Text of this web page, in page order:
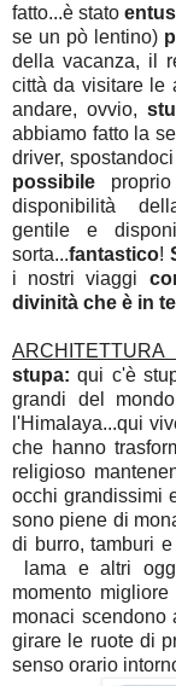
fatto...è stato
se un pò lentino)
della vacanza, il
città da visitare le
andare, ovvio,
abbiamo fatto la
driver,
possibile
disponibilità
gentile e
sorta...fantastico!
i nostri viaggi
divinità che è in
stupa: qui c'è
grandi del
l'Himalaya...qui
che hanno
religioso
occhi grandissimi
sono piene di
di burro, tamburi
lama e altri
momento
monaci
girare le ruote di
senso orario